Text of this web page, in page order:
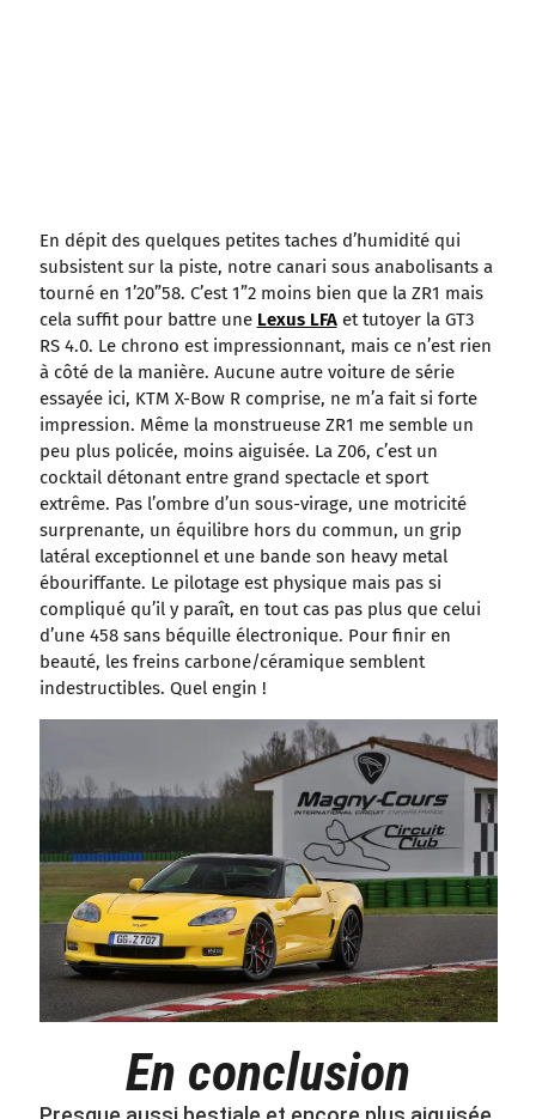
En dépit des quelques petites taches d’humidité qui
subsistent sur la piste, notre canari sous anabolisants a
tourné en 1’20”58. C’est 1”2 moins bien que la ZR1 mais
cela suffit pour battre une Lexus LFAet tutoyer la GT3
RS 4.0. Le chrono est impressionnant, mais ce n’est rien
à côté de la manière. Aucune autre voiture de série
essayée ici, KTM X-Bow R comprise, ne m’a fait si forte
impression. Même la monstrueuse ZR1 me semble un
peu plus policée, moins aiguisée. La Z06, c’est un
cocktail détonant entre grand spectacle et sport
extrême. Pas l’ombre d’un sous-virage, une motricité
surprenante, un équilibre hors du commun, un grip
latéral exceptionnel et une bande son heavy metal
ébouriffante. Le pilotage est physique mais pas si
compliqué qu’il y paraît, en tout cas pas plus que celui
d’une 458 sans béquille électronique. Pour finir en
beauté, les freins carbone/céramique semblent
indestructibles. Quel engin !
En conclusion